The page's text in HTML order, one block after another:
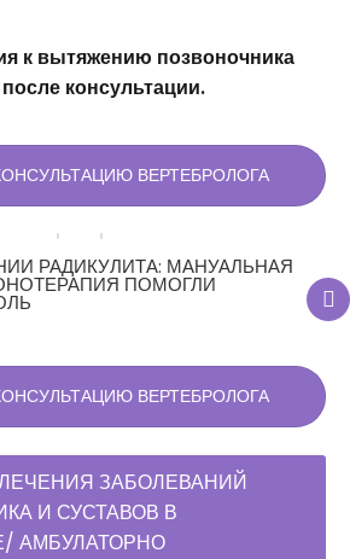
к вытяжению позвоночника
консультации.
ВЕРТЕБРОЛОГА
РАДИКУЛИТА: МАНУАЛЬНАЯ
ПОМОГЛИ
ВЕРТЕБРОЛОГА
ЗАБОЛЕВАНИЙ
И СУСТАВОВ В
АМБУЛАТОРНО